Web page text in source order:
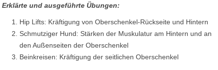
Erklärte und ausgeführte Übungen:
Hip Lifts: Kräftigung von Oberschenkel-Rückseite und Hintern
Schmutziger Hund: Stärken der Muskulatur am Hintern und an
den Außenseiten der Oberschenkel
Beinkreisen: Kräftigung der seitlichen Oberschenkel